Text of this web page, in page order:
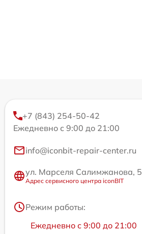
+7 (843) 254-50-42
Ежедневно с 9:00 до 21:00
info@iconbit-repair-center.ru
ул. Марселя Салимжанова, 5
Адрес сервисного центра iconBIT
Режим работы:
Ежедневно с 9:00 до 21:00